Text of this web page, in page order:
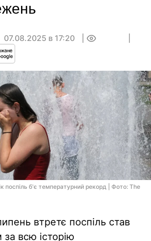
07.08.2025 в 17:20
поспіль б'є температурний рекорд | Фото: The
втретє поспіль став
всю історію